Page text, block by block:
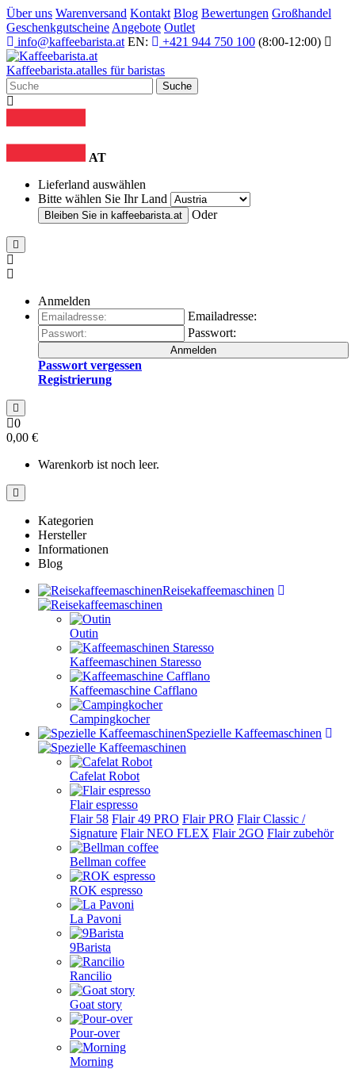
Über uns Warenversand Kontakt Blog Bewertungen Großhandel
Geschenkgutscheine Angebote Outlet
info@kaffeebarista.at EN: +421 944 750 100 (8:00-12:00)
Kaffeebarista.atalles für baristas
Suche
AT
Lieferland auswählen
Bitte wählen Sie Ihr Land
Bleiben Sie in kaffeebarista.at Oder
Anmelden
Emailadresse:
Passwort:
Anmelden
Passwort vergessen
Registrierung
0
0,00 €
Warenkorb ist noch leer.
Kategorien
Hersteller
Informationen
Blog
Reisekaffeemaschinen
Outin
Kaffeemaschinen Staresso
Kaffeemaschine Cafflano
Campingkocher
Spezielle Kaffeemaschinen
Cafelat Robot
Flair espresso
Flair 58 Flair 49 PRO Flair PRO Flair Classic /
Signature Flair NEO FLEX Flair 2GO Flair zubehör
Bellman coffee
ROK espresso
La Pavoni
9Barista
Rancilio
Goat story
Pour-over
Morning